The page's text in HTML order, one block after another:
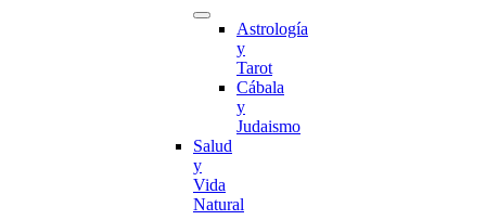
Astrología
y
Tarot
Cábala
y
Judaismo
Salud
y
Vida
Natural